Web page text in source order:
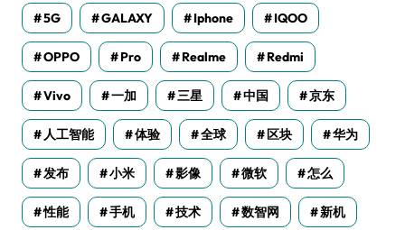
5G GALAXY Iphone IQOO
OPPO Pro Realme Redmi
Vivo 一加 三星 中国 京东
人工智能 体验 全球 区块 华为
发布 小米 影像 微软 怎么
性能 手机 技术 数智网 新机